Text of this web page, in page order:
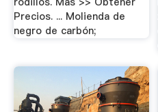
Precios. ... Molienda de
negro de carbón;